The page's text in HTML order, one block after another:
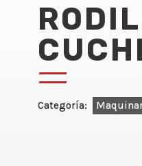
Categoría: